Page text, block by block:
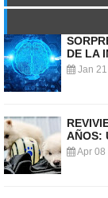
DE LA
Jan
AÑOS:
Apr 08